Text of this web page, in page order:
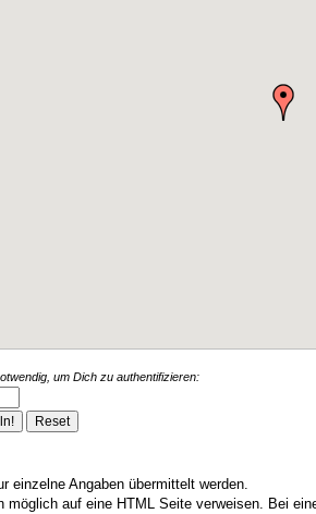
um Dich zu authentifizieren:
einzelne Angaben übermittelt werden.
möglich auf eine HTML Seite verweisen. Bei